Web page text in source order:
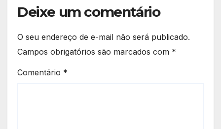
Deixe um comentário
O seu endereço de e-mail não será publicado.
Campos obrigatórios são marcados com *
Comentário *